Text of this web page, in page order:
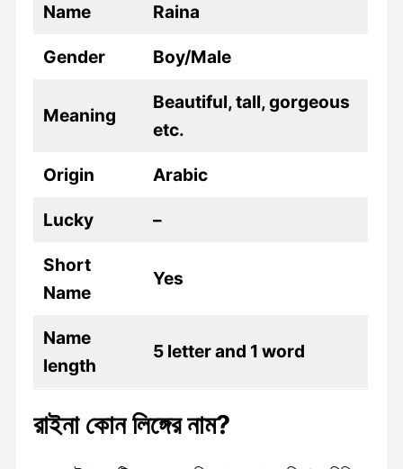
Name Raina
Gender Boy/Male
Meaning
Beautiful, tall, gorgeous
etc.
Origin Arabic
Lucky –
Short
Name
Yes
Name
length
5 letter and 1 word
রাইনা কোন লিঙ্গের নাম?